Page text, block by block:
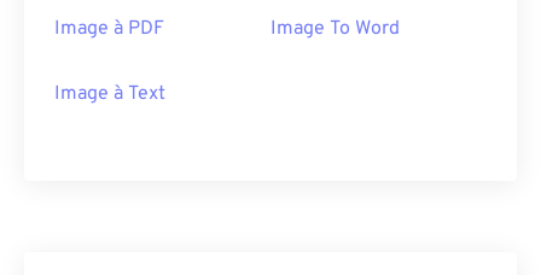
Image à PDF Image To Word
Image à Text